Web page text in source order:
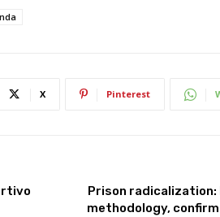
X Pinterest
Prison
methodology,